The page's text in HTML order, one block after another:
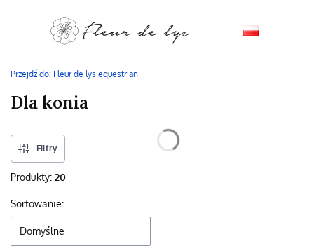
Przejdź do: Fleur de lys equestrian
Dla konia
Filtry
Produkty: 20
Lista produktów
Sortowanie:
Domyślne